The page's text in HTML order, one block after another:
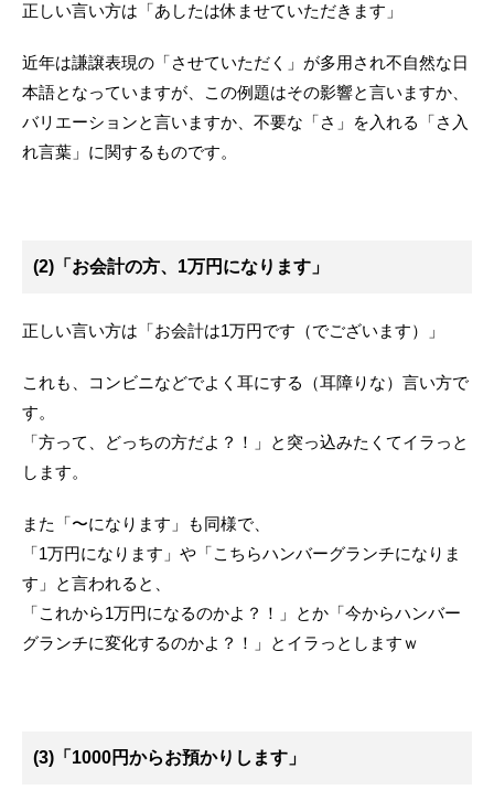
正しい言い方は「あしたは休ませていただきます」
近年は謙譲表現の「させていただく」が多用され不自然な日
本語となっていますが、この例題はその影響と言いますか、
バリエーションと言いますか、不要な「さ」を入れる「さ入
れ言葉」に関するものです。
(2)「お会計の方、1万円になります」
正しい言い方は「お会計は1万円です（でございます）」
これも、コンビニなどでよく耳にする（耳障りな）言い方で
す。
「方って、どっちの方だよ？！」と突っ込みたくてイラっと
します。
また「〜になります」も同様で、
「1万円になります」や「こちらハンバーグランチになりま
す」と言われると、
「これから1万円になるのかよ？！」とか「今からハンバー
グランチに変化するのかよ？！」とイラっとしますｗ
(3)「1000円からお預かりします」